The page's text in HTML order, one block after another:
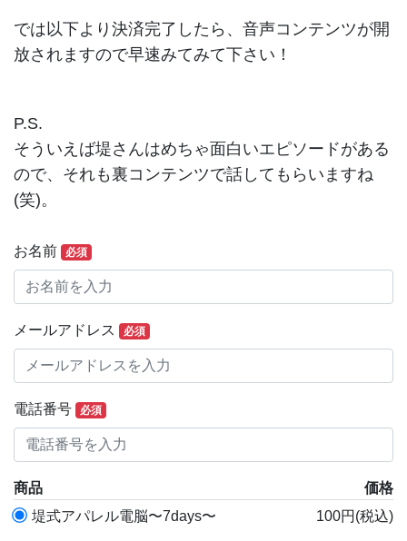
では以下より決済完了したら、音声コンテンツが開
放されますので早速みてみて下さい！
P.S.
そういえば堤さんはめちゃ面白いエピソードがある
ので、それも裏コンテンツで話してもらいますね
(笑)。
お名前 必須
メールアドレス 必須
電話番号 必須
商品
価格
堤式アパレル電脳〜7days〜
100円(税込)